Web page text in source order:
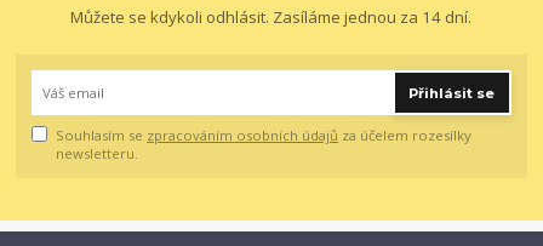
Můžete se kdykoli odhlásit. Zasíláme jednou za 14 dní.
Přihlásit se
Souhlasím se zpracováním osobních údajů za účelem rozesílky
newsletteru.